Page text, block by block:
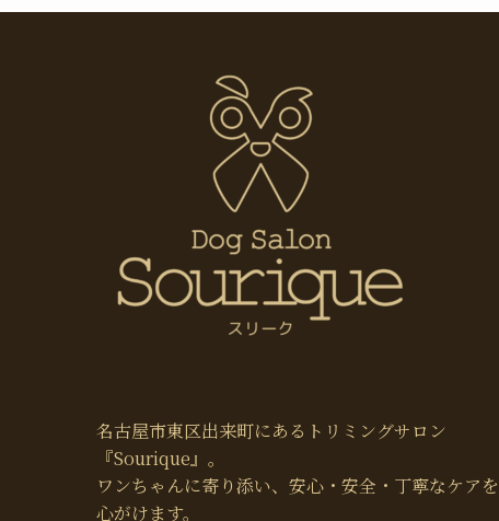
名古屋市東区出来町にあるトリミングサロン
『Sourique』。
ワンちゃんに寄り添い、安心・安全・丁寧なケアを
心がけます。